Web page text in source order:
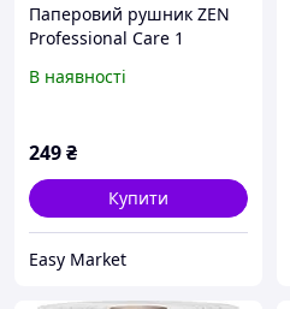
Паперовий рушник ZEN
Professional Care 1
відривів
В наявності
249₴
Купити
Easy Market